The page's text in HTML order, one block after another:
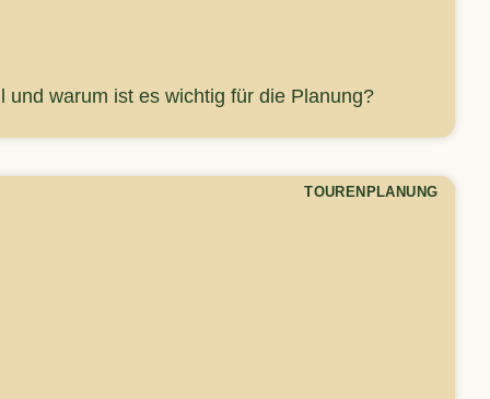
und warum ist es wichtig für die Planung?
TOURENPLANUNG